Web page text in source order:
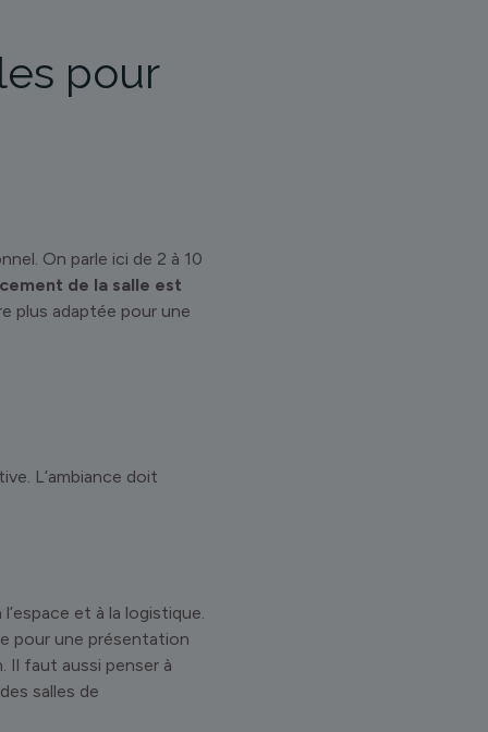
pour
On parle ici de 2 à 10
de la salle est
plus adaptée pour une
L’ambiance doit
et à la logistique.
pour une présentation
Il faut aussi penser à
salles de